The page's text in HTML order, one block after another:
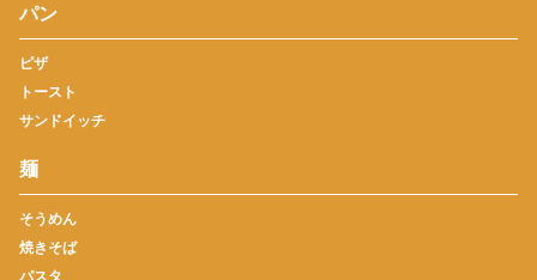
パン
ピザ
トースト
サンドイッチ
麺
そうめん
焼きそば
パスタ